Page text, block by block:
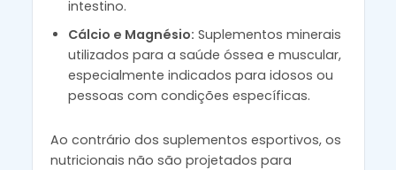
intestino.
Cálcio e Magnésio: Suplementos minerais
utilizados para a saúde óssea e muscular,
especialmente indicados para idosos ou
pessoas com condições específicas.
Ao contrário dos suplementos esportivos, os
nutricionais não são projetados para